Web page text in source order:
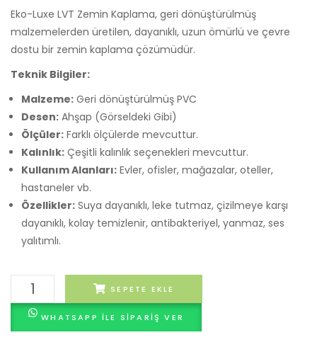
Eko-Luxe LVT Zemin Kaplama, geri dönüştürülmüş
malzemelerden üretilen, dayanıklı, uzun ömürlü ve çevre
dostu bir zemin kaplama çözümüdür.
Teknik Bilgiler:
Malzeme: Geri dönüştürülmüş PVC
Desen: Ahşap (Görseldeki Gibi)
Ölçüler: Farklı ölçülerde mevcuttur.
Kalınlık: Çeşitli kalınlık seçenekleri mevcuttur.
Kullanım Alanları: Evler, ofisler, mağazalar, oteller,
hastaneler vb.
Özellikler: Suya dayanıklı, leke tutmaz, çizilmeye karşı
dayanıklı, kolay temizlenir, antibakteriyel, yanmaz, ses
yalıtımlı.
Eko-
Luxe
SEPETE EKLE
WHATSAPP ILE SIPARIŞ VER